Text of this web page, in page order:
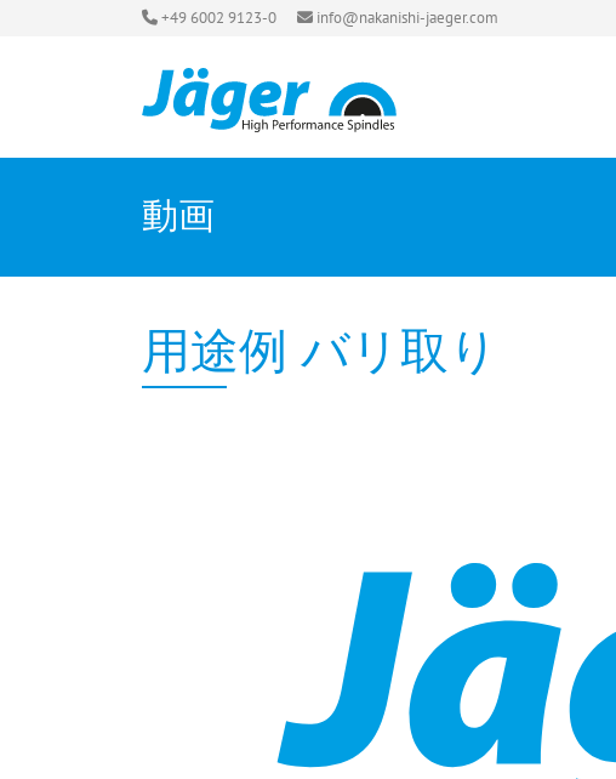
+49 6002 9123-0 info@nakanishi-jaeger.com
動画
用途例 バリ取り